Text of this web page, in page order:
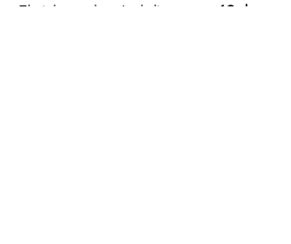
El cicle es clourà el diumenge
19 de